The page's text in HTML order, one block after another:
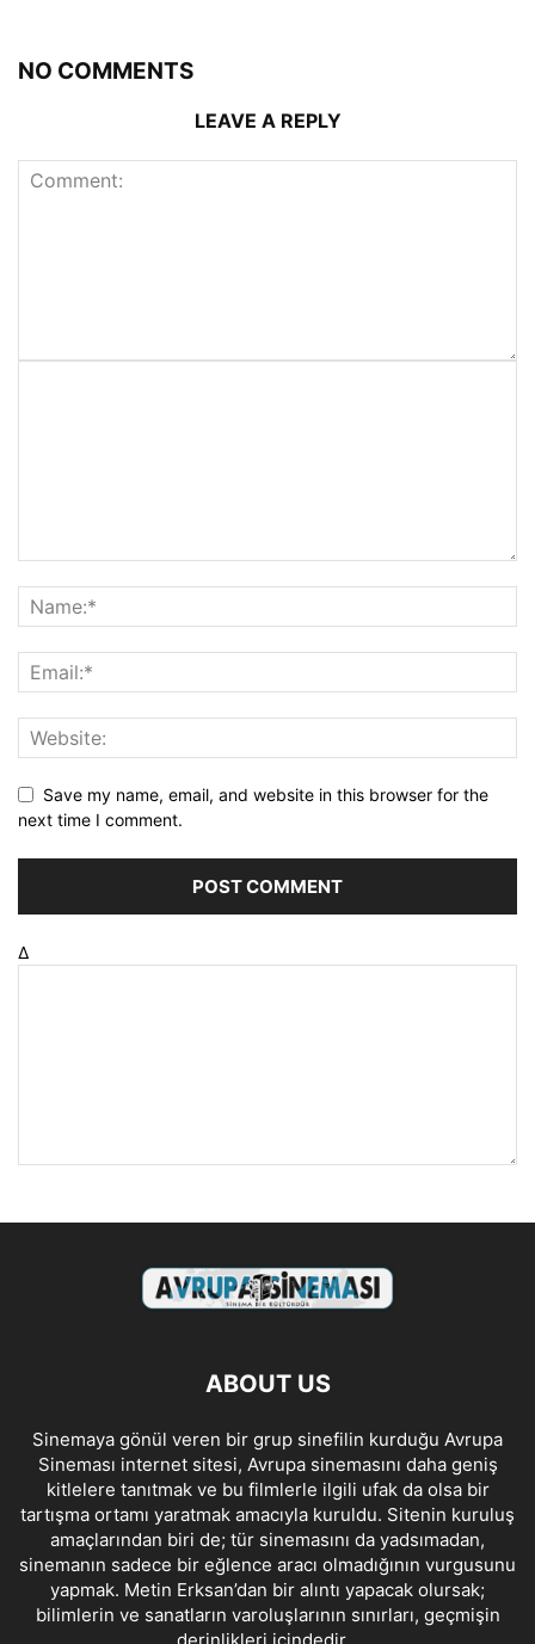
NO COMMENTS
LEAVE A REPLY
Save my name, email, and website in this browser for the
next time I comment.
Δ
ABOUT US
Sinemaya gönül veren bir grup sinefilin kurduğu Avrupa
Sineması internet sitesi, Avrupa sinemasını daha geniş
kitlelere tanıtmak ve bu filmlerle ilgili ufak da olsa bir
tartışma ortamı yaratmak amacıyla kuruldu. Sitenin kuruluş
amaçlarından biri de; tür sinemasını da yadsımadan,
sinemanın sadece bir eğlence aracı olmadığının vurgusunu
yapmak. Metin Erksan’dan bir alıntı yapacak olursak;
bilimlerin ve sanatların varoluşlarının sınırları, geçmişin